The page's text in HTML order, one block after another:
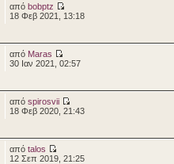
από bobptz
18 Φεβ 2021, 13:18
από Maras
30 Ιαν 2021, 02:57
από spirosvii
18 Φεβ 2020, 21:43
από talos
12 Σεπ 2019, 21:25